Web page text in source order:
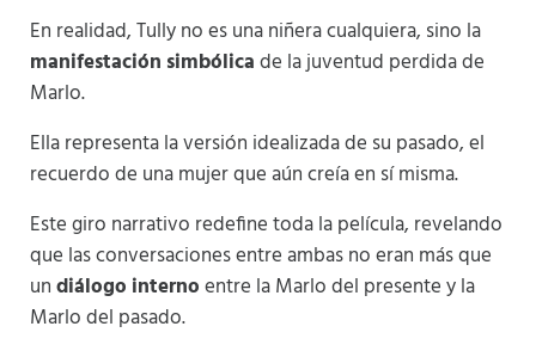
En realidad, Tully no es una niñera cualquiera, sino la
manifestación simbólicade la juventud perdida de
Marlo.
Ella representa la versión idealizada de su pasado, el
recuerdo de una mujer que aún creía en sí misma.
Este giro narrativo redefine toda la película, revelando
que las conversaciones entre ambas no eran más que
undiálogo internoentre la Marlo del presente y la
Marlo del pasado.